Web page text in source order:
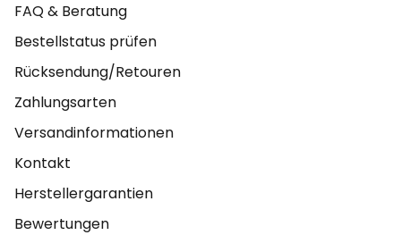
FAQ & Beratung
Bestellstatus prüfen
Rücksendung/Retouren
Zahlungsarten
Versandinformationen
Kontakt
Herstellergarantien
Bewertungen